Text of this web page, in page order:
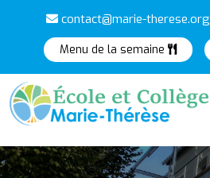
contact@marie-therese.org
Menu de la semaine